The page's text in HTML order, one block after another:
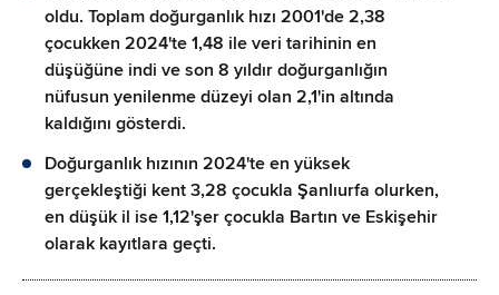
oldu. Toplam doğurganlık hızı 2001'de 2,38
çocukken 2024'te 1,48 ile veri tarihinin en
düşüğüne indi ve son 8 yıldır doğurganlığın
nüfusun yenilenme düzeyi olan 2,1'in altında
kaldığını gösterdi.
Doğurganlık hızının 2024'te en yüksek
gerçekleştiği kent 3,28 çocukla Şanlıurfa olurken,
en düşük il ise 1,12'şer çocukla Bartın ve Eskişehir
olarak kayıtlara geçti.